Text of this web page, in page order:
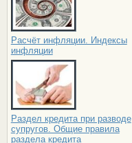
Расчёт инфляции. Индексы
инфляции
Раздел кредита при разводе
супругов. Общие правила
раздела кредита